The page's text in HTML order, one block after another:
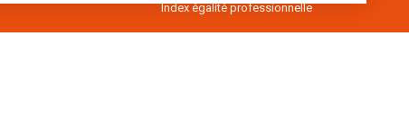
Index égalité professionnelle